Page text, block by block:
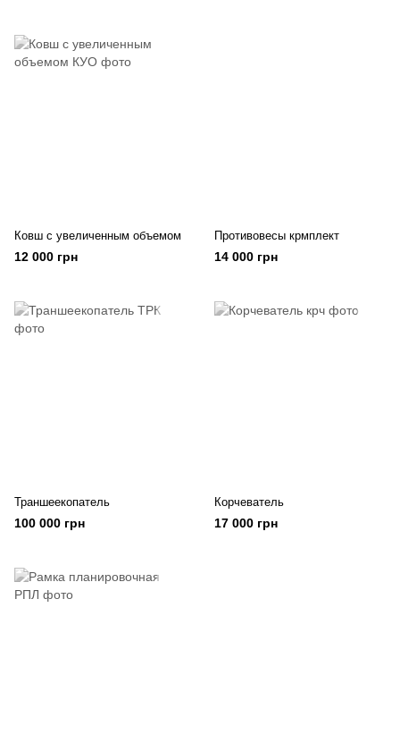
Ковш с увеличенным объемом
12 000 грн
Противовесы крмплект
14 000 грн
Траншеекопатель
100 000 грн
Корчеватель
17 000 грн